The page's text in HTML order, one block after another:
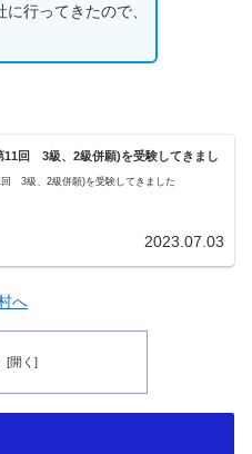
行ってきたので、
回 3級、2級併願)を受験してきまし
3級、2級併願)を受験してきました
2023.07.03